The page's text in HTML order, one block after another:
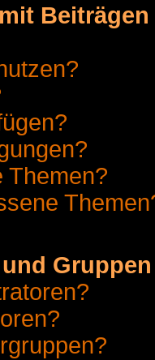
Themen?
Gruppen